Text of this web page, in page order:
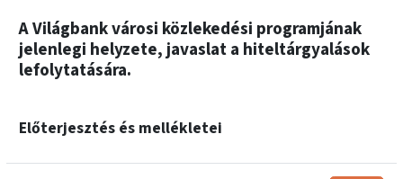
A Világbank városi közlekedési programjának
jelenlegi helyzete, javaslat a hiteltárgyalások
lefolytatására.
Előterjesztés és mellékletei